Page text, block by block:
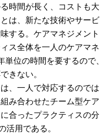
時間が長く、コストも大
は、新たな技術やサービ
する。ケアマネジメント
ス全体を一人のケアマネ
位の時間を要するので、
きない。
、一人で対応するのでは
み合わせたチーム型ケア
合ったプラクティスの分
活用である。